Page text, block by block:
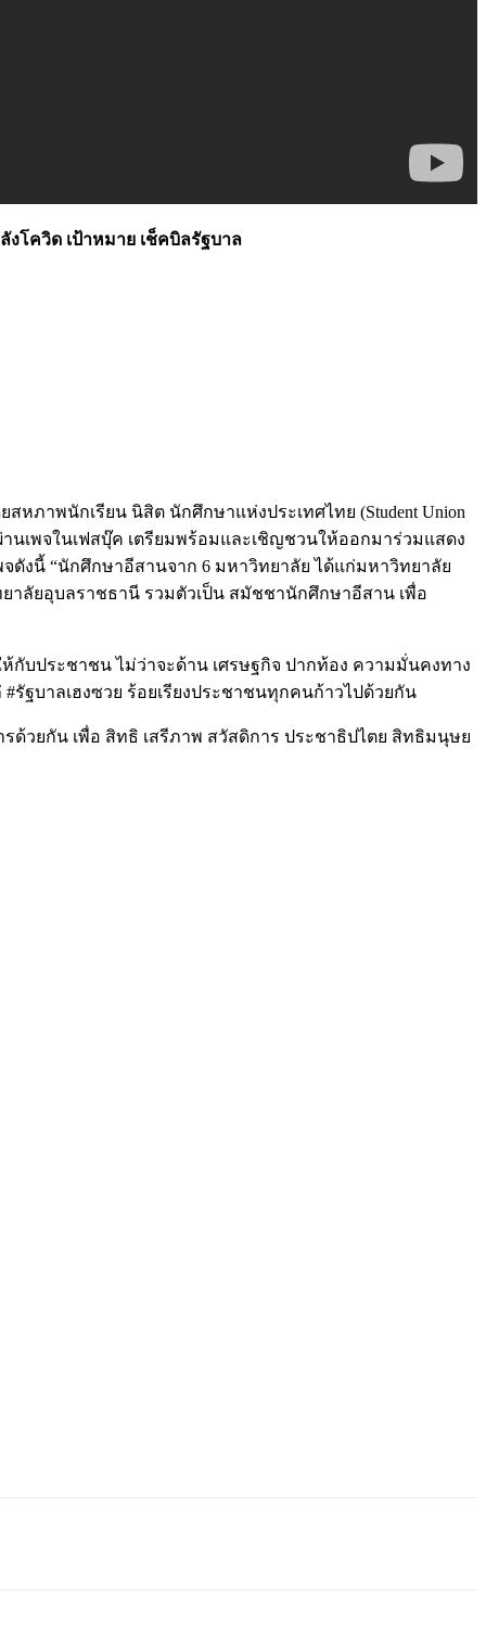
โควิด เป้าหมาย เช็คบิลรัฐบาล
สหภาพนักเรียน นิสิต นักศึกษาแห่งประเทศไทย (Student Union
นเพจในเฟสบุ๊ค เตรียมพร้อมและเชิญชวนให้ออกมาร่วมแสดง
ดังนี้ “นักศึกษาอีสานจาก 6 มหาวิทยาลัย ได้แก่มหาวิทยาลัย
ลัยอุบลราชธานี รวมตัวเป็น สมัชชานักศึกษาอีสาน เพื่อ
บประชาชน ไม่ว่าจะด้าน เศรษฐกิจ ปากท้อง ความมั่นคงทาง
รัฐบาลเฮงซวย ร้อยเรียงประชาชนทุกคนก้าวไปด้วยกัน
วยกัน เพื่อ สิทธิ เสรีภาพ สวัสดิการ ประชาธิปไตย สิทธิมนุษย